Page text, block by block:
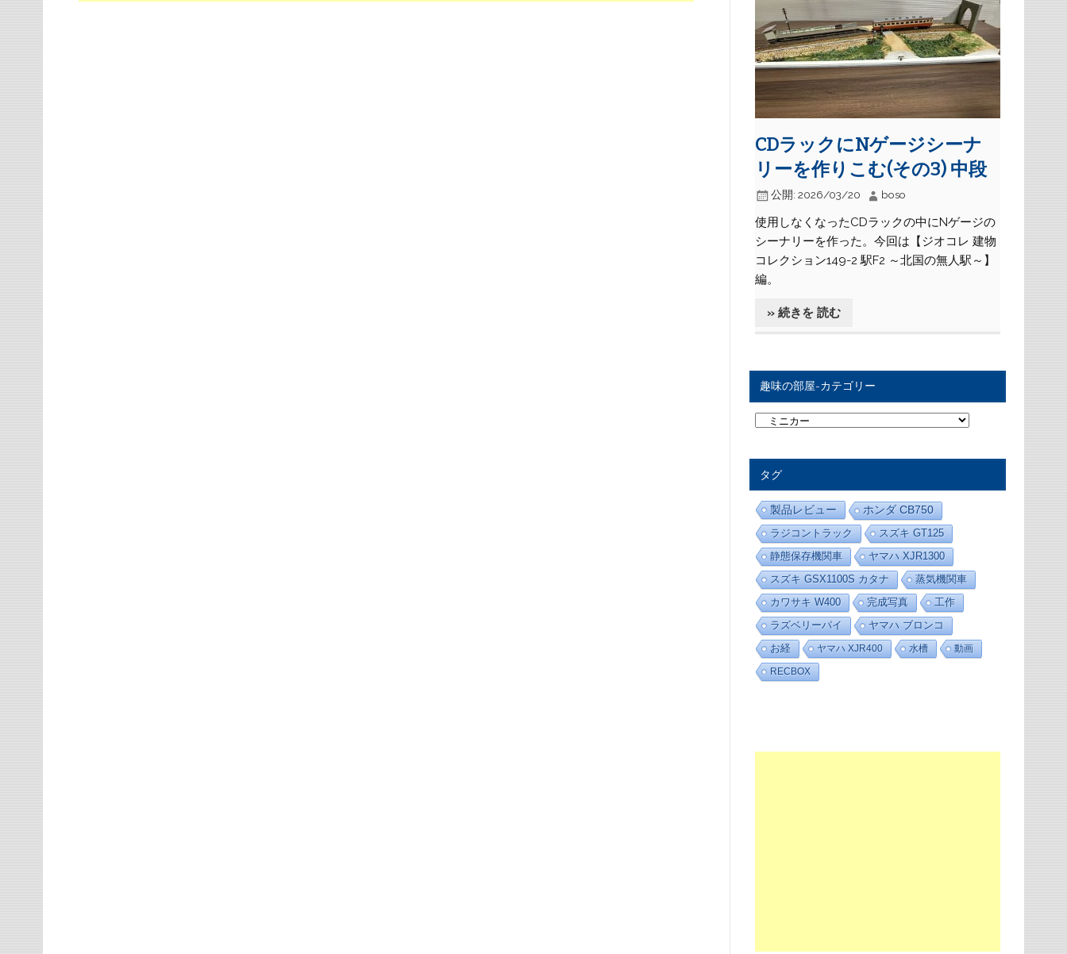
CDラックにNゲージシーナ
リーを作りこむ(その3) 中段
公開: 2026/03/20 boso
使用しなくなったCDラックの中にNゲージの
シーナリーを作った。今回は【ジオコレ 建物
コレクション149-2 駅F2 ～北国の無人駅～】
編。
» 続きを 読む
趣味の部屋-カテゴリー
味
カ
テ
ゴ
リ
ー
タグ
製品レビュー
ホンダ CB750
ラジコントラック
スズキ GT125
静態保存機関車
ヤマハ XJR1300
スズキ GSX1100S カタナ
蒸気機関車
カワサキ W400
完成写真
工作
ラズベリーパイ
ヤマハ ブロンコ
お経 ヤマハ XJR400 水槽 動画
RECBOX